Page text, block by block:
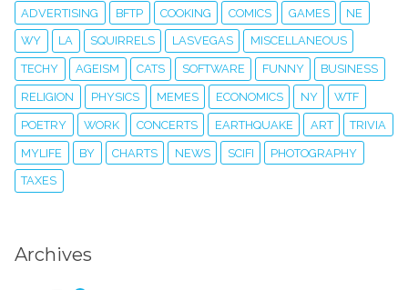
ADVERTISING BFTP COOKING COMICS GAMES NE
WY LA SQUIRRELS LASVEGAS MISCELLANEOUS
TECHY AGEISM CATS SOFTWARE FUNNY BUSINESS
RELIGION PHYSICS MEMES ECONOMICS NY WTF
POETRY WORK CONCERTS EARTHQUAKE ART TRIVIA
MYLIFE BY CHARTS NEWS SCIFI PHOTOGRAPHY
TAXES
Archives